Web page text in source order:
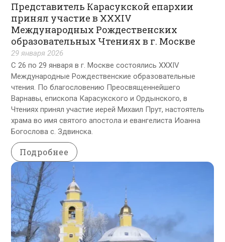
Представитель Карасукской епархии
принял участие в XXXIV
Международных Рождественских
образовательных Чтениях в г. Москве
29 января 2026
С 26 по 29 января в г. Москве состоялись XXXIV
Международные Рождественские образовательные
чтения. По благословению Преосвященнейшего
Варнавы, епископа Карасукского и Ордынского, в
Чтениях принял участие иерей Михаил Прут, настоятель
храма во имя святого апостола и евангелиста Иоанна
Богослова с. Здвинска.
Подробнее